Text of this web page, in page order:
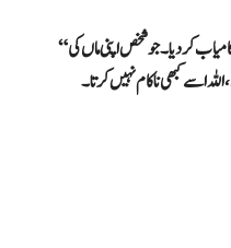
“بیٹا! ماں کی دعا اور تمہاری ایمانداری نے تمہیں کامیاب کر دیا۔ جو شخص اپنی ماں کی